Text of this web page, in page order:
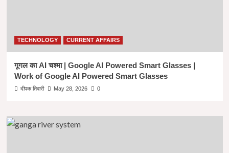
TECHNOLOGY CURRENT AFFAIRS
गूगल का AI चश्मा | Google AI Powered Smart Glasses |
Work of Google AI Powered Smart Glasses
दीपक तिवारी May 28, 2026 0